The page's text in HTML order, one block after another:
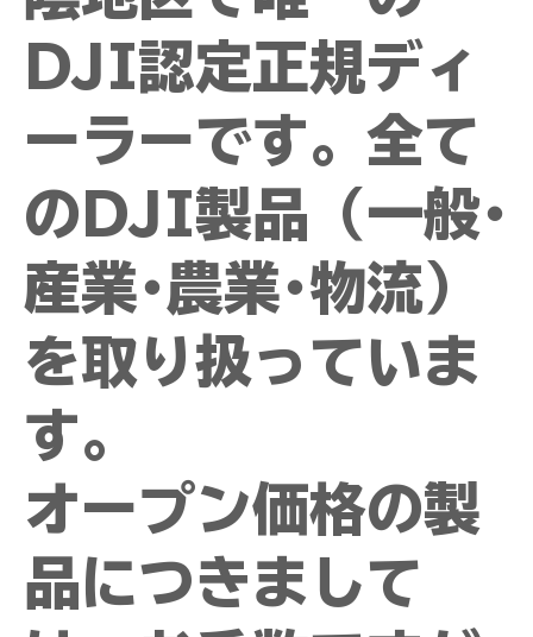
DJI認定正規ディ
ーラーです。​全て
のDJI製品（一般･
産業･農業･物流）
を取り扱っていま
す。
オープン価格の製
品につきまして